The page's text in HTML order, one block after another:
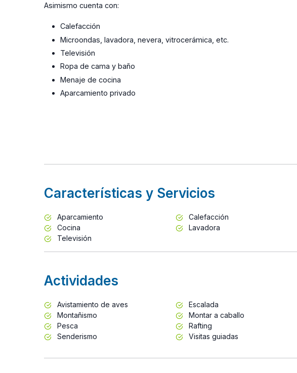
Asimismo cuenta con:
Calefacción
Microondas, lavadora, nevera, vitrocerámica, etc.
Televisión
Ropa de cama y baño
Menaje de cocina
Aparcamiento privado
Características y Servicios
Aparcamiento Calefacción
Cocina
Lavadora
Televisión
Actividades
Avistamiento de aves Escalada
Montañismo
Montar a caballo
Pesca
Rafting
Senderismo
Visitas guiadas